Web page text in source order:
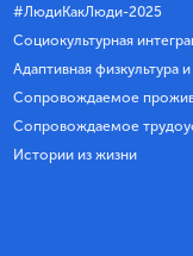
#ЛюдиКакЛюди-2025
Социокультурная
Адаптивная физкультура
Сопровождаемое
Сопровождаемое
Истории из жизни